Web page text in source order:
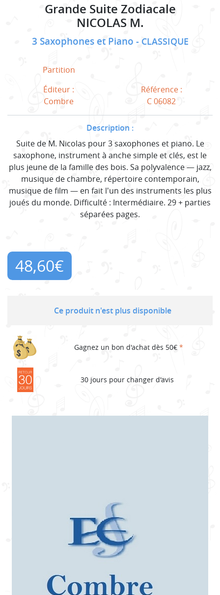
Grande Suite Zodiacale
NICOLAS M.
3 Saxophones et Piano CLASSIQUE
Partition
Éditeur :
Combre
Référence :
C 06082
Description :
Suite de M. Nicolas pour 3 saxophones et piano. Le
saxophone, instrument à anche simple et clés, est le
plus jeune de la famille des bois. Sa polyvalence — jazz,
musique de chambre, répertoire contemporain,
musique de film — en fait l'un des instruments les plus
joués du monde. Difficulté : Intermédiaire. 29 + parties
séparées pages.
48,60€
Ce produit n'est plus disponible
Gagnez un bon d'achat dès 50€ *
30 jours pour changer d'avis